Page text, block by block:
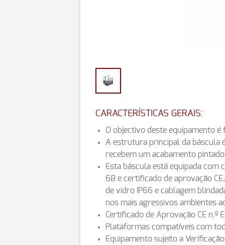
CARACTERÍSTICAS GERAIS:
O objectivo deste equipamento
A estrutura principal da báscula
recebem um acabamento
Esta báscula está equipada com
68 e certificado de aprovação
de vidro IP66 e cablagem
nos mais agressivos ambientes
Certificado de Aprovação CE n.º
Plataformas compatíveis com
Equipamento sujeito a Verificação